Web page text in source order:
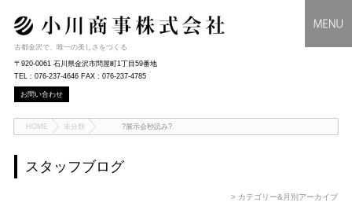
古都金沢で、唯一の美しさをつくる
〒920-0061 石川県金沢市問屋町1丁目59番地
TEL : 076-237-4646 FAX : 076-237-4785
お問い合わせ
HOME 未分類 ?展示会秒読み?
スタッフブログ
> カテゴリー&月別アーカイブ